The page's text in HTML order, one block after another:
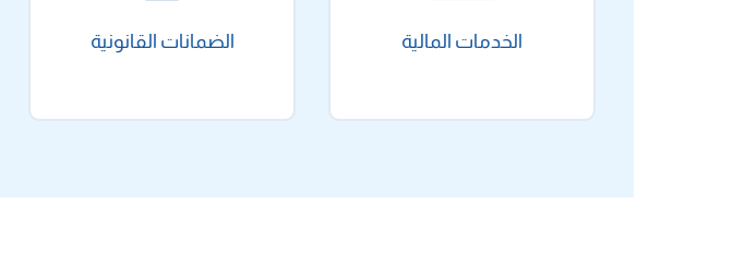
الخدمات المالية الضمانات القانونية